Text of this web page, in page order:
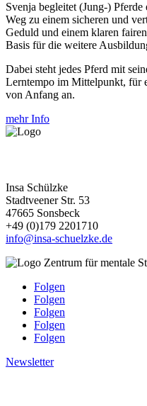
Svenja begleitet (Jung-)
Weg zu einem sicheren und
Geduld und einem klaren
Basis für die weitere
Dabei steht jedes Pferd mit
Lerntempo im Mittelpunkt, für
von Anfang an.
mehr Info
Insa Schülzke
Stadtveener Str. 53
47665 Sonsbeck
+49 (0)179 2201710
info@insa-schuelzke.de
Folgen
Folgen
Folgen
Folgen
Folgen
Newsletter